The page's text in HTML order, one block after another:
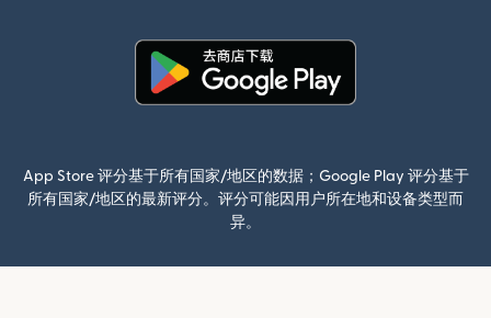
App Store 评分基于所有国家/地区的数据；Google Play 评分基于
所有国家/地区的最新评分。评分可能因用户所在地和设备类型而
异。